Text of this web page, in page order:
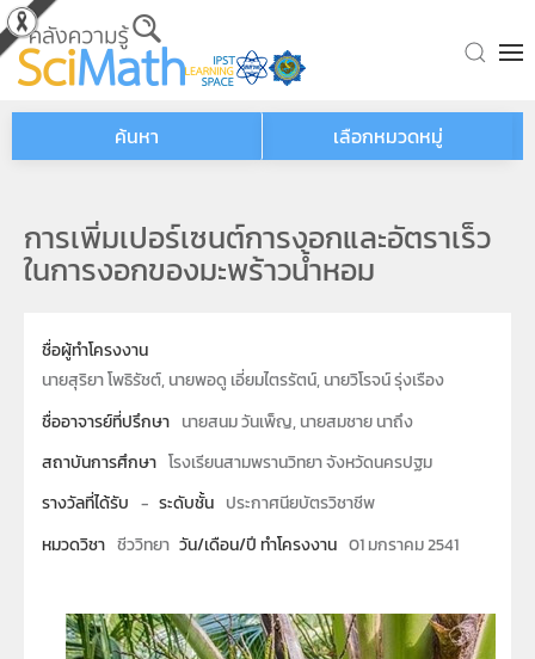
Skip to main content
ค้นหา เลือกหมวดหมู่
การเพิ่มเปอร์เซนต์การงอกและอัตราเร็ว
ในการงอกของมะพร้าวน้ำหอม
ชื่อผู้ทำโครงงาน
นายสุริยา โพธิรัชต์, นายพอดู เอี่ยมไตรรัตน์, นายวิโรจน์ รุ่งเรือง
ชื่ออาจารย์ที่ปรึกษา นายสนม วันเพ็ญ, นายสมชาย นาถึง
สถาบันการศึกษา โรงเรียนสามพรานวิทยา จังหวัดนครปฐม
รางวัลที่ได้รับ - ระดับชั้น ประกาศนียบัตรวิชาชีพ
หมวดวิชา ชีววิทยา วัน/เดือน/ปี ทำโครงงาน 01 มกราคม 2541